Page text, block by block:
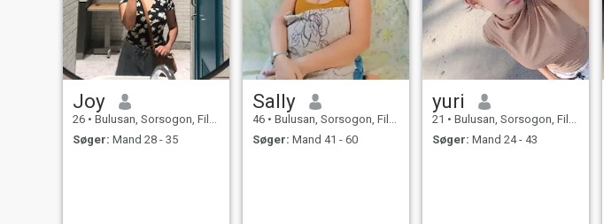
Joy
26 • Bulusan, Sorsogon, Filippinerne
Søger: Mand 28 - 35
Sally
46 • Bulusan, Sorsogon, Filippinerne
Søger: Mand 41 - 60
yuri
21 • Bulusan, Sorsogon, Filippinerne
Søger: Mand 24 - 43